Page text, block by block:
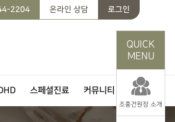
2204 온라인 상담 로그인
스페셜진료 커뮤니티
QUICK
MENU
조홍건원장 소개